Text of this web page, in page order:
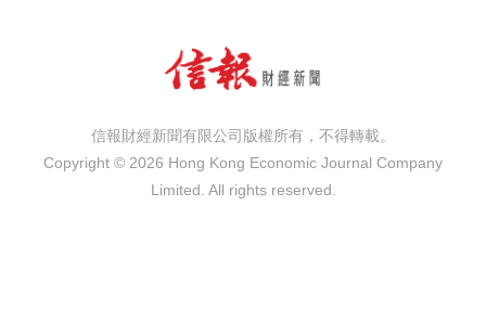
信報財經新聞有限公司版權所有，不得轉載。
Copyright © 2026 Hong Kong Economic Journal Company
Limited. All rights reserved.